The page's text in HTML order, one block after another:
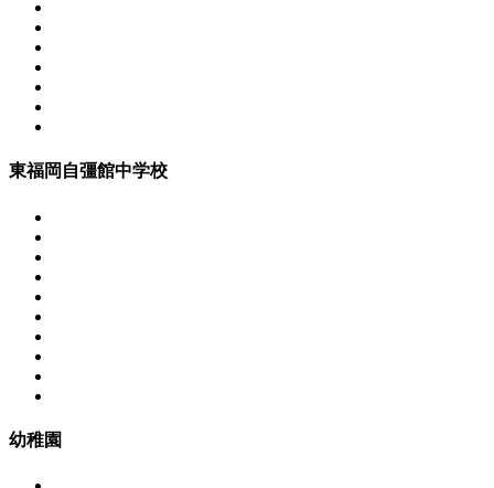
東福岡自彊館中学校
幼稚園